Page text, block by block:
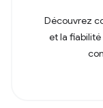
Découvrez
et la